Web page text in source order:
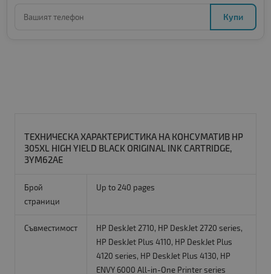
Купи
ТЕХНИЧЕСКА ХАРАКТЕРИСТИКА НА КОНСУМАТИВ HP
305XL HIGH YIELD BLACK ORIGINAL INK CARTRIDGE,
3YM62AE
Брой
страници
Up to 240 pages
Съвместимост
HP DeskJet 2710, HP DeskJet 2720 series,
HP DeskJet Plus 4110, HP DeskJet Plus
4120 series, HP DeskJet Plus 4130, HP
ENVY 6000 All-in-One Printer series